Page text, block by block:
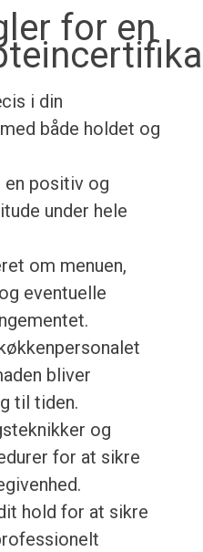
for en
i din
både holdet og
en positiv og
under hele
om menuen,
eventuelle
bliver
til tiden.
og
for at sikre
hold for at sikre